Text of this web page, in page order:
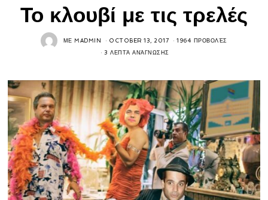
Το κλουβί με τις τρελές
ΜΕMADMIN OCTOBER 13, 2017 1964 ΠΡΟΒΟΛΈΣ
3 ΛΕΠΤΆ ΑΝΆΓΝΩΣΗΣ